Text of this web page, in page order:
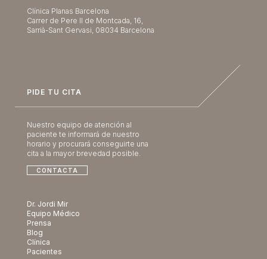
Clínica Planas Barcelona
Carrer de Pere II de Montcada, 16,
Sarrià-Sant Gervasi, 08034 Barcelona
PIDE TU CITA
Nuestro equipo de atención al
paciente te informará de nuestro
horario y procurará conseguirte una
cita a la mayor brevedad posible.
CONTACTA
Dr. Jordi Mir
Equipo Médico
Prensa
Blog
Clínica
Pacientes